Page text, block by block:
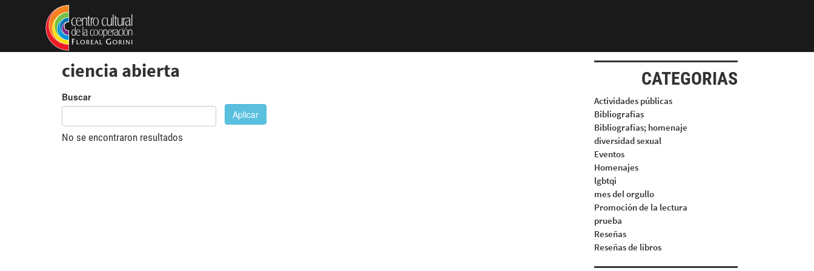
Pasar al contenido principal
ciencia abierta
Buscar
Aplicar
No se encontraron resultados
CATEGORIAS
Actividades públicas
Bibliografías
Bibliografías; homenaje
diversidad sexual
Eventos
Homenajes
lgbtqi
mes del orgullo
Promoción de la lectura
prueba
Reseñas
Reseñas de libros